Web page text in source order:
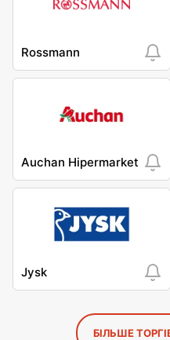
Rossmann
Auchan Hipermarket
Jysk
БІЛЬШЕ